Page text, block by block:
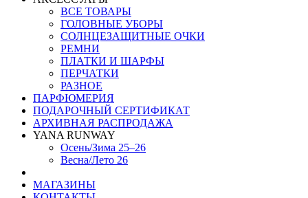
ВСЕ ТОВАРЫ
ГОЛОВНЫЕ УБОРЫ
СОЛНЦЕЗАЩИТНЫЕ ОЧКИ
РЕМНИ
ПЛАТКИ И ШАРФЫ
ПЕРЧАТКИ
РАЗНОЕ
ПАРФЮМЕРИЯ
ПОДАРОЧНЫЙ СЕРТИФИКАТ
АРХИВНАЯ РАСПРОДАЖА
YANA RUNWAY
Осень/Зима 25–26
Весна/Лето 26
МАГАЗИНЫ